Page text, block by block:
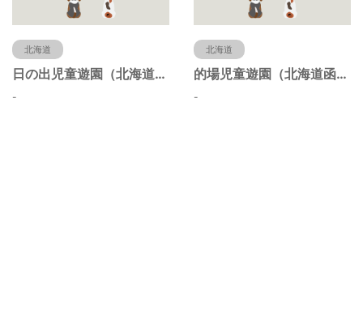
北海道
日の出児童遊園（北海道函館市）
-
北海道
的場児童遊園（北海道函館市）
-